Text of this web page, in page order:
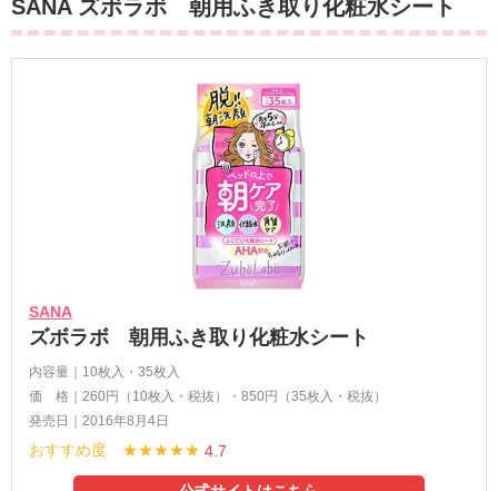
SANA ズボラボ 朝用ふき取り化粧水シート
SANA
ズボラボ 朝用ふき取り化粧水シート
内容量｜10枚入・35枚入
価 格｜260円（10枚入・税抜）・850円（35枚入・税抜）
発売日｜2016年8月4日
おすすめ度 ★★★★★ 4.7